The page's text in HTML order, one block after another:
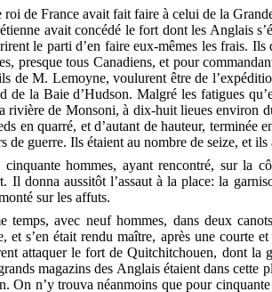
de France avait fait faire à celui de la
avait concédé le fort dont les Anglais
le parti d’en faire eux-mêmes les frais.
presque tous Canadiens, et pour
de M. Lemoyne, voulurent être de
de la Baie d’Hudson. Malgré les fatigues
rivière de Monsoni, à dix-huit lieues environ
en quarré, et d’autant de hauteur,
de guerre. Ils étaient au nombre de seize, et
hommes, ayant rencontré, sur la
Il donna aussitôt l’assaut à la place: la
sur les affuts.
temps, avec neuf hommes, dans deux
s’en était rendu maître, après une courte
attaquer le fort de Quitchitchouen, dont la
magazins des Anglais étaient dans
On n’y trouva néanmoins que pour